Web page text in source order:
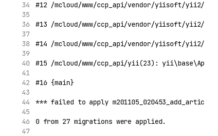
#12 /mcloud/www/ccp_api/vendor/yiisoft/yii2/
#13 /mcloud/www/ccp_api/vendor/yiisoft/yii2/
#14 /mcloud/www/ccp_api/vendor/yiisoft/yii2/
#15 /mcloud/www/ccp_api/yii(23):
#16 {main}
*** failed to apply
0 from 27 migrations were applied.